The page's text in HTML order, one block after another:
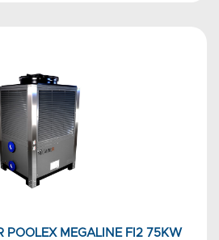
POOLEX MEGALINE FI2 75KW